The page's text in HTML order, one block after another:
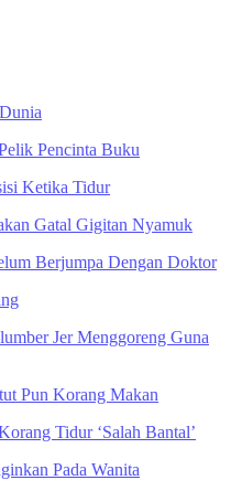
Pencinta Buku
Ketika Tidur
Gatal Gigitan Nyamuk
Berjumpa Dengan Doktor
Jer Menggoreng Guna
Pun Korang Makan
Tidur ‘Salah Bantal’
Pada Wanita